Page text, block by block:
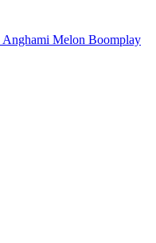
Anghami Melon Boomplay